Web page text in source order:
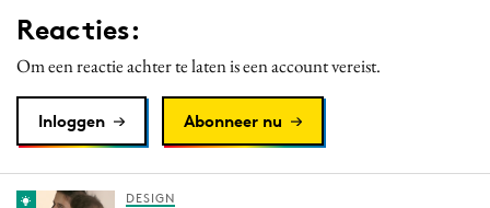
Programmatic
Purpose Marketing
Reacties:
Om een reactie achter te laten is een account vereist.
Inloggen Abonneer nu
DESIGN